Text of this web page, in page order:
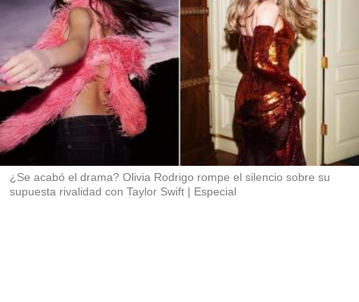
d
e
c
o
m
p
a
r
t
¿Se acabó el drama? Olivia Rodrigo rompe el silencio sobre su
supuesta rivalidad con Taylor Swift
Especial